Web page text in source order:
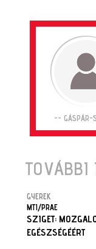
-- GÁSPÁR-
TOVÁBBI
GYEREK
MTI/PRAE
SZIGET:
EGÉSZSÉGÉÉRT